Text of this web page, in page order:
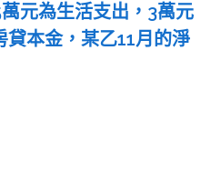
元為生活支出，3萬元
本金，某乙11月的淨